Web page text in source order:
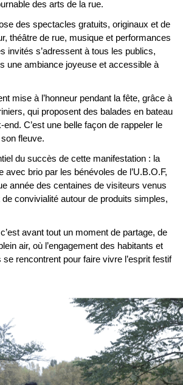
des arts de la rue.
des spectacles gratuits, originaux et de
théâtre de rue, musique et performances
invités s’adressent à tous les publics,
une ambiance joyeuse et accessible à
mise à l’honneur pendant la fête, grâce à
qui proposent des balades en bateau
C’est une belle façon de rappeler le
fleuve.
du succès de cette manifestation : la
avec brio par les bénévoles de l’U.B.O.F,
année des centaines de visiteurs venus
convivialité autour de produits simples,
avant tout un moment de partage, de
air, où l’engagement des habitants et
se rencontrent pour faire vivre l’esprit festif